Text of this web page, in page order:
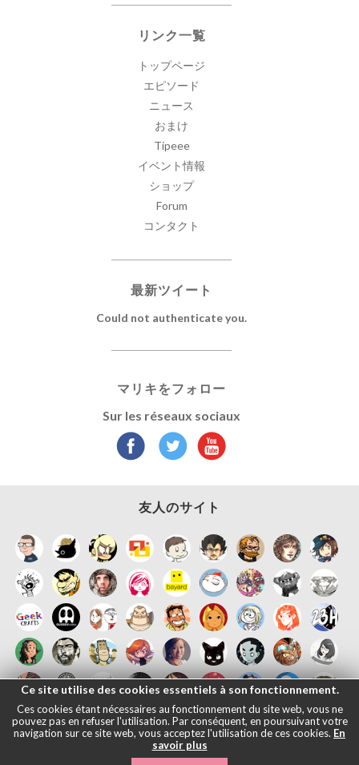
リンク一覧
トップページ
エピソード
ニュース
おまけ
Tipeee
イベント情報
ショップ
Forum
コンタクト
最新ツイート
Could not authenticate you.
マリキをフォロー
Sur les réseaux sociaux
友人のサイト
Ce site utilise des cookies essentiels à son fonctionnement.
Ces cookies étant nécessaires au fonctionnement du site web, vous ne
pouvez pas en refuser l'utilisation. Par conséquent, en poursuivant votre
navigation sur ce site web, vous acceptez l'utilisation de ces cookies. En
savoir plus